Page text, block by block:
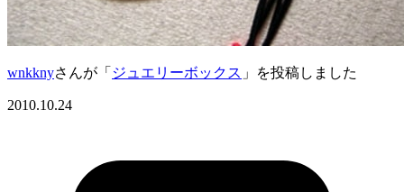
wnkknyさんが「 ジュエリーボックス 」を投稿しました
2010.10.24